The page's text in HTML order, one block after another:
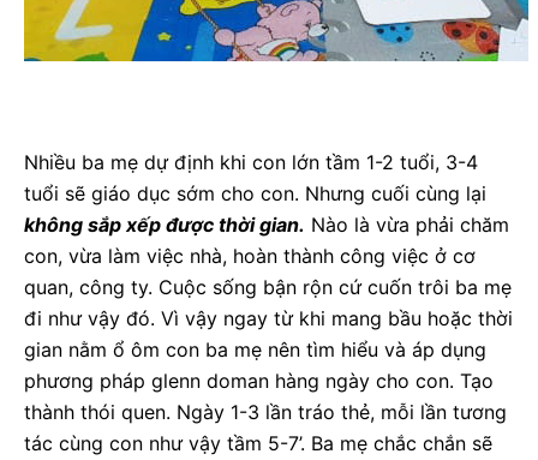
Nhiều ba mẹ dự định khi con lớn tầm 1-2 tuổi, 3-4
tuổi sẽ giáo dục sớm cho con. Nhưng cuối cùng lại
không sắp xếp được thời gian. Nào là vừa phải chăm
con, vừa làm việc nhà, hoàn thành công việc ở cơ
quan, công ty. Cuộc sống bận rộn cứ cuốn trôi ba mẹ
đi như vậy đó. Vì vậy ngay từ khi mang bầu hoặc thời
gian nằm ổ ôm con ba mẹ nên tìm hiểu và áp dụng
phương pháp glenn doman hàng ngày cho con. Tạo
thành thói quen. Ngày 1-3 lần tráo thẻ, mỗi lần tương
tác cùng con như vậy tầm 5-7’. Ba mẹ chắc chắn sẽ